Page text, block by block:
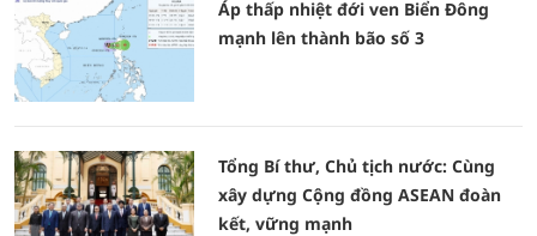
Áp thấp nhiệt đới ven Biển Đông
mạnh lên thành bão số 3
Tổng Bí thư, Chủ tịch nước: Cùng
xây dựng Cộng đồng ASEAN đoàn
kết, vững mạnh